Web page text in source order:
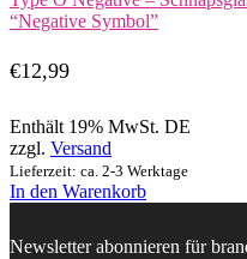
“Negative Symbol”
€12,99
Enthält 19% MwSt. DE
zzgl. Versand
Lieferzeit: ca. 2-3 Werktage
In den Warenkorb
Newsletter abonnieren für